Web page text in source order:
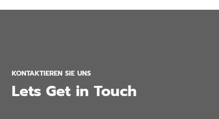
KONTAKTIEREN SIE UNS
Lets Get in Touch